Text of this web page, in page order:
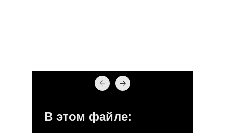
В этом файле: